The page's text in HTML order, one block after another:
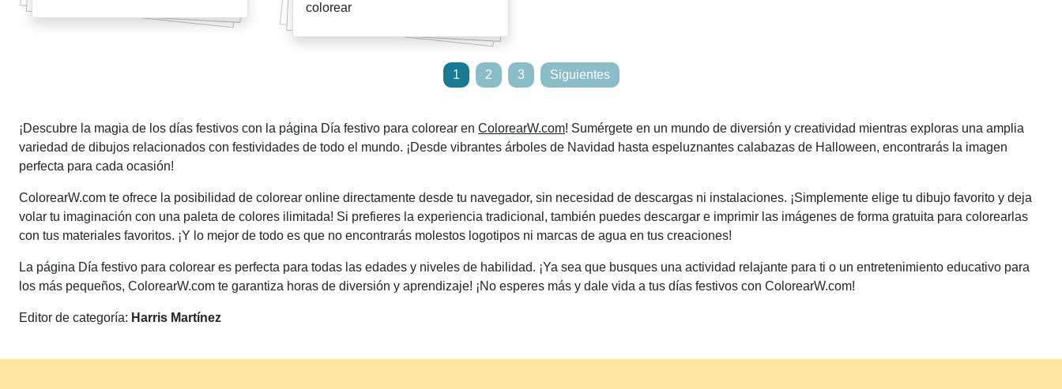
colorear
entradas
1 2 3 Siguientes
¡Descubre la magia de los días festivos con la página Día festivo para colorear en ColorearW.com! Sumérgete en un mundo de diversión y creatividad mientras exploras una amplia
variedad de dibujos relacionados con festividades de todo el mundo. ¡Desde vibrantes árboles de Navidad hasta espeluznantes calabazas de Halloween, encontrarás la imagen
perfecta para cada ocasión!
ColorearW.com te ofrece la posibilidad de colorear online directamente desde tu navegador, sin necesidad de descargas ni instalaciones. ¡Simplemente elige tu dibujo favorito y deja
volar tu imaginación con una paleta de colores ilimitada! Si prefieres la experiencia tradicional, también puedes descargar e imprimir las imágenes de forma gratuita para colorearlas
con tus materiales favoritos. ¡Y lo mejor de todo es que no encontrarás molestos logotipos ni marcas de agua en tus creaciones!
La página Día festivo para colorear es perfecta para todas las edades y niveles de habilidad. ¡Ya sea que busques una actividad relajante para ti o un entretenimiento educativo para
los más pequeños, ColorearW.com te garantiza horas de diversión y aprendizaje! ¡No esperes más y dale vida a tus días festivos con ColorearW.com!
Editor de categoría: Harris Martínez